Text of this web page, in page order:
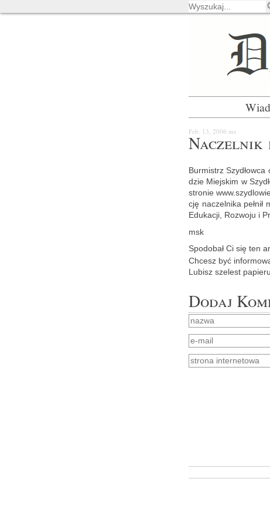
Feb. 13, 2006 ms
Na­czel­nik
Bur­mistrz
dzie Miej­skim w
stro­nie
cję na­czel­ni­ka
Edu­ka­cji, Roz­wo­ju i
msk
Spodo­bał Ci się ten
Chcesz być
Lu­bisz sze­lest
Dodaj